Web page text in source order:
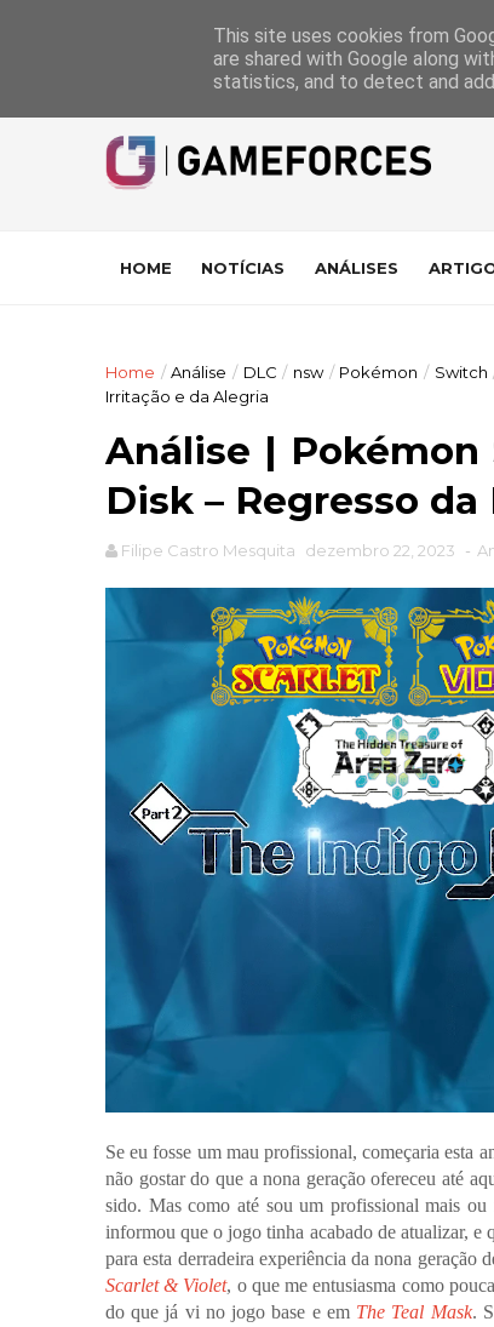
A equipa Pontuações das Análises
HOME NOTÍCIAS ANÁLISES
Home / Análise / DLC / nsw / Pokémon / Switch
Irritação e da Alegria
Análise |
Disk – Regresso
Filipe Castro Mesquita dezembro 22, 2023 -
Se eu fosse um mau profissional, começaria esta
não gostar do que a nona geração ofereceu até
sido. Mas como até sou um profissional mais
informou que o jogo tinha acabado de atualizar, e
para esta derradeira experiência da nona geração
Scarlet & Violet, o que me entusiasma como
do que já vi no jogo base e em The Teal Mask.
This site uses cookies from
are shared with Google along
statistics, and to detect and